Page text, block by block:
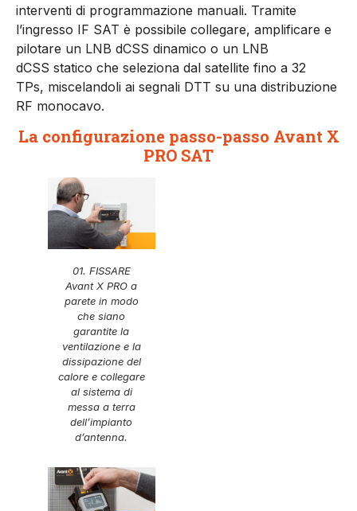
interventi di programmazione manuali. Tramite
l’ingresso IF SAT è possibile collegare, amplificare e
pilotare un LNB dCSS dinamico o un LNB
dCSS statico che seleziona dal satellite fino a 32
TPs, miscelandoli ai segnali DTT su una distribuzione
RF monocavo.
La configurazione passo-passo Avant X
PRO SAT
01. FISSARE
Avant X PRO a
parete in modo
che siano
garantite la
ventilazione e la
dissipazione del
calore e collegare
al sistema di
messa a terra
dell’impianto
d’antenna.